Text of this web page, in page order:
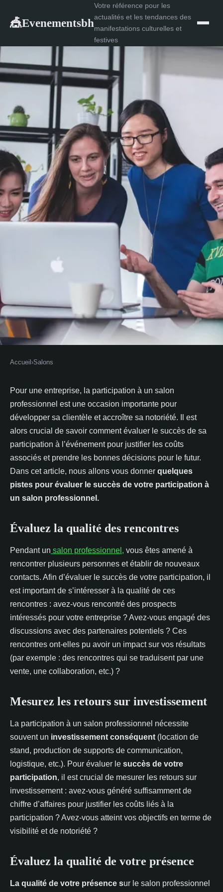
🎪Evenementsbh
Votre référence pour les
actualités et les tendances des
manifestations culturelles et
festives
Comment évaluer le succès de sa
participation à un salon
professionnel ?
Emilie•10 mars 2022•2 min de lecture
Accueil ›Salons
Pour une entreprise, la participation à un salon
professionnel est une occasion importante pour
développer sa clientèle et accroître sa notoriété. Il est
alors crucial de savoir comment évaluer le succès de sa
participation à l’événement pour justifier les coûts
associés et prendre les bonnes décisions pour le futur.
Dans cet article, nous allons vous donner quelques
pistes pour évaluer le succès de votre participation à
un salon professionnel.
Évaluez la qualité des rencontres
Pendant un salon professionnel, vous êtes amené à
rencontrer plusieurs personnes et établir de nouveaux
contacts. Afin d’évaluer le succès de votre participation, il
est important de s’intéresser à la qualité de ces
rencontres : avez-vous rencontré des prospects
intéressés pour votre entreprise ? Avez-vous engagé des
discussions avec des partenaires potentiels ? Ces
rencontres ont-elles pu avoir un impact sur vos résultats
(par exemple : des rencontres qui se traduisent par une
vente, une collaboration, etc.) ?
Mesurez les retours sur investissement
La participation à un salon professionnel nécessite
souvent un investissement conséquent (location de
stand, production de supports de communication,
logistique, etc.). Pour évaluer le succès de votre
participation, il est crucial de mesurer les retours sur
investissement : avez-vous généré suffisamment de
chiffre d’affaires pour justifier les coûts liés à la
participation ? Avez-vous atteint vos objectifs en terme de
visibilité et de notoriété ?
Évaluez la qualité de votre présence
La qualité de votre présence sur le salon professionnel